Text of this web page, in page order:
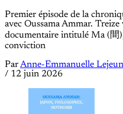
Premier épisode de la
avec Oussama Ammar.
documentaire intitulé Ma (間
conviction
ParAnne-Emmanuelle
/ 12 juin 2026